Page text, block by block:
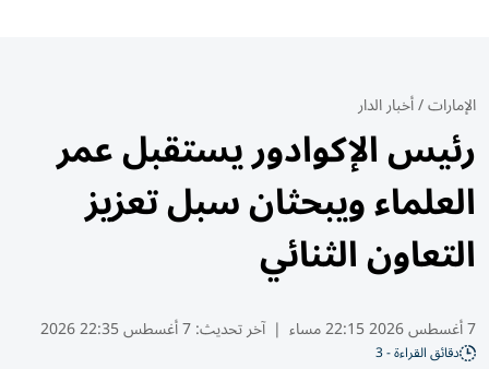
الإمارات/أخبار الدار
رئيس الإكوادور يستقبل عمر
العلماء ويبحثان سبل تعزيز
التعاون الثنائي
7 أغسطس 2026 22:15 مساء | آخر تحديث:7 أغسطس 22:35 2026
دقائق القراءة - 3